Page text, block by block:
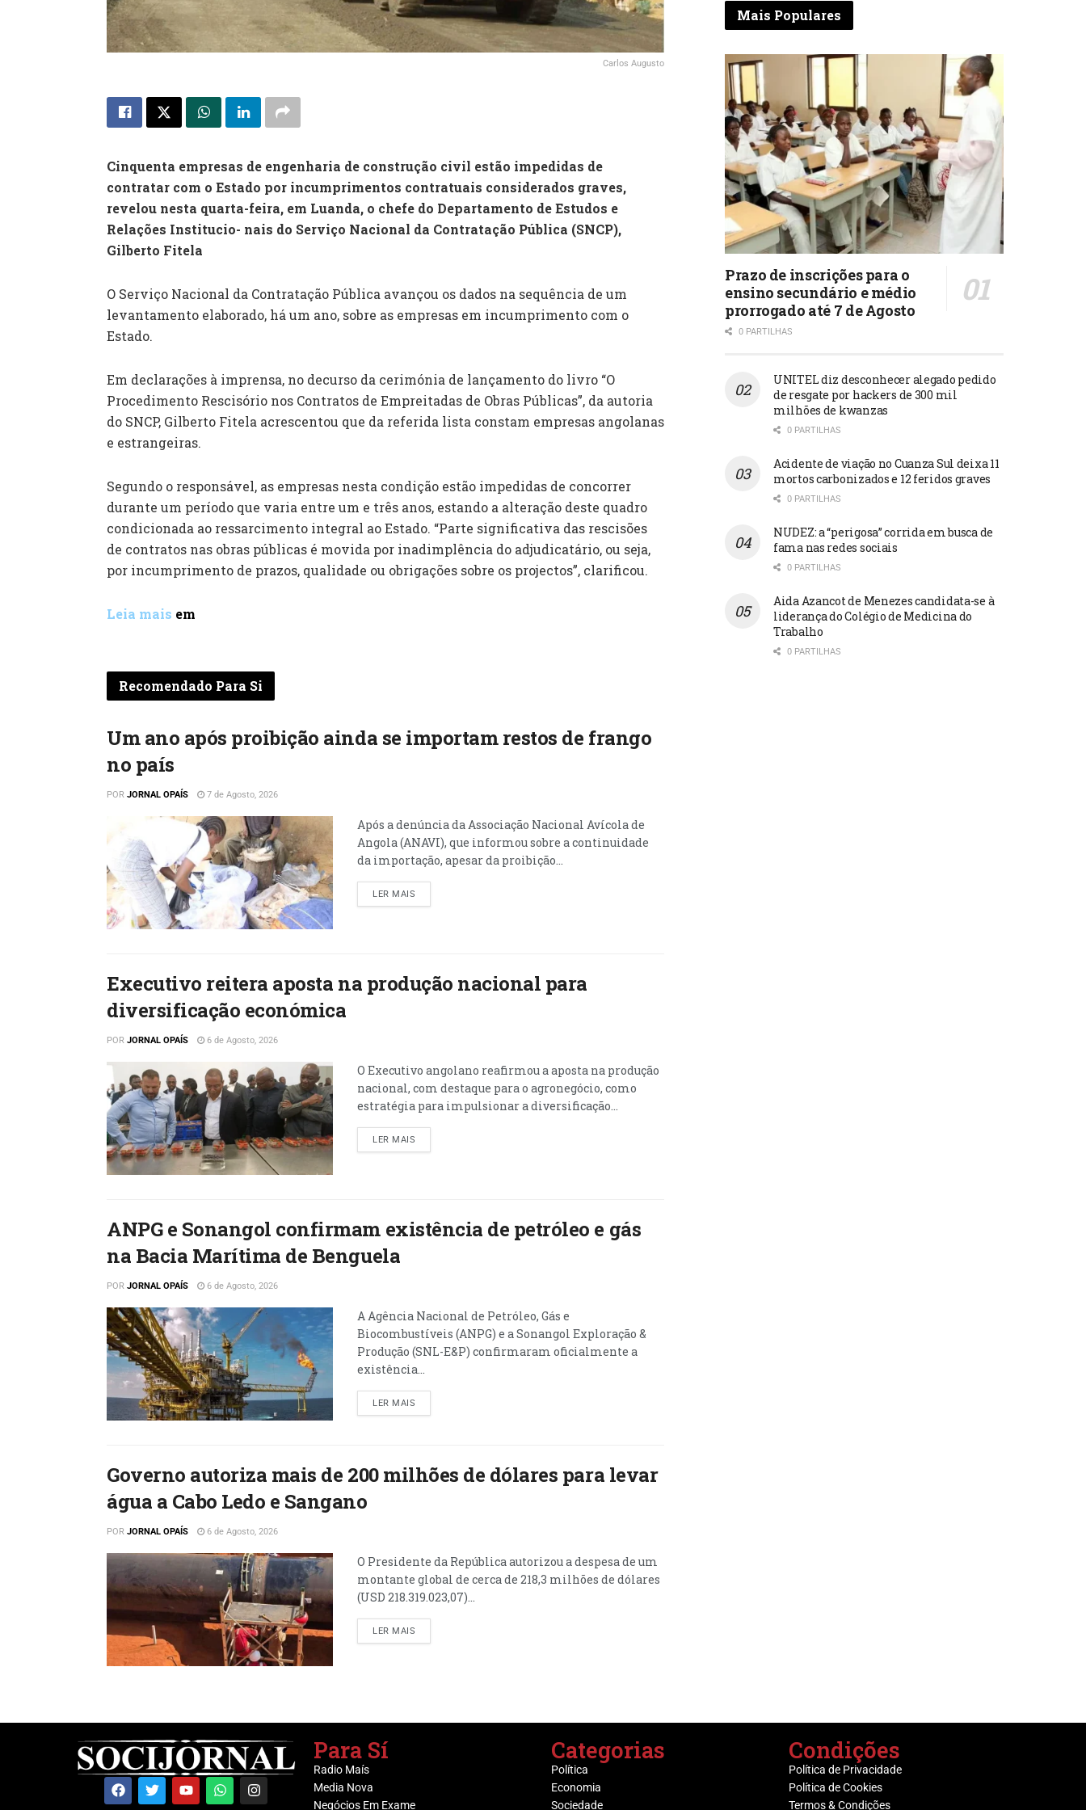
Carlos Augusto
Cinquenta empresas de engenharia de construção civil estão impedidas de
contratar com o Estado por incumprimentos contratuais considerados graves,
revelou nesta quarta-feira, em Luanda, o chefe do Departamento de Estudos e
Relações Institucio- nais do Serviço Nacional da Contratação Pública (SNCP),
Gilberto Fitela
O Serviço Nacional da Contratação Pública avançou os dados na sequência de um
levantamento elaborado, há um ano, sobre as empresas em incumprimento com o
Estado.
Em declarações à imprensa, no decurso da cerimónia de lançamento do livro “O
Procedimento Rescisório nos Contratos de Empreitadas de Obras Públicas”, da autoria
do SNCP, Gilberto Fitela acrescentou que da referida lista constam empresas angolanas
e estrangeiras.
Segundo o responsável, as empresas nesta condição estão impedidas de concorrer
durante um período que varia entre um e três anos, estando a alteração deste quadro
condicionada ao ressarcimento integral ao Estado. “Parte significativa das rescisões
de contratos nas obras públicas é movida por inadimplência do adjudicatário, ou seja,
por incumprimento de prazos, qualidade ou obrigações sobre os projectos”, clarificou.
Leia mais em
Recomendado Para Si
Um ano após proibição ainda se importam restos de frango
no país
POR JORNAL OPAÍS 7 de Agosto, 2026
Após a denúncia da Associação Nacional Avícola de
Angola (ANAVI), que informou sobre a continuidade
da importação, apesar da proibição...
LER MAIS
Executivo reitera aposta na produção nacional para
diversificação económica
POR JORNAL OPAÍS 6 de Agosto, 2026
O Executivo angolano reafirmou a aposta na produção
nacional, com destaque para o agronegócio, como
estratégia para impulsionar a diversificação...
LER MAIS
ANPG e Sonangol confirmam existência de petróleo e gás
na Bacia Marítima de Benguela
POR JORNAL OPAÍS 6 de Agosto, 2026
A Agência Nacional de Petróleo, Gás e
Biocombustíveis (ANPG) e a Sonangol Exploração &
Produção (SNL-E&P) confirmaram oficialmente a
existência...
LER MAIS
Governo autoriza mais de 200 milhões de dólares para levar
água a Cabo Ledo e Sangano
POR JORNAL OPAÍS 6 de Agosto, 2026
O Presidente da República autorizou a despesa de um
montante global de cerca de 218,3 milhões de dólares
(USD 218.319.023,07)...
LER MAIS
Mais Populares
Prazo de inscrições para o
ensino secundário e médio
prorrogado até 7 de Agosto
0 PARTILHAS
UNITEL diz desconhecer alegado pedido
de resgate por hackers de 300 mil
milhões de kwanzas
0 PARTILHAS
Acidente de viação no Cuanza Sul deixa 11
mortos carbonizados e 12 feridos graves
0 PARTILHAS
NUDEZ: a “perigosa” corrida em busca de
fama nas redes sociais
0 PARTILHAS
Aida Azancot de Menezes candidata-se à
liderança do Colégio de Medicina do
Trabalho
0 PARTILHAS
Para Sí
Radio Maís
Media Nova
Negócios Em Exame
Categorias
Política
Economia
Sociedade
Condições
Política de Privacidade
Política de Cookies
Termos & Condições